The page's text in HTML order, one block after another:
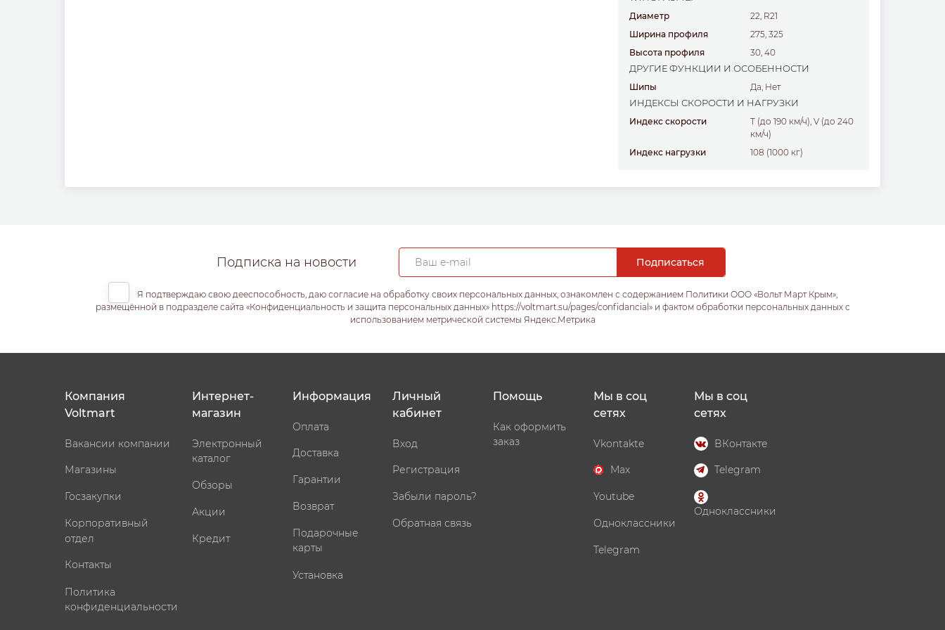
Диаметр
22, R21
Ширина профиля
275, 325
Высота профиля
30, 40
ДРУГИЕ ФУНКЦИИ И ОСОБЕННОСТИ
Шипы Да, Нет
ИНДЕКСЫ СКОРОСТИ И НАГРУЗКИ
Индекс скорости
T (до 190 км/ч), V (до 240
км/ч)
Индекс нагрузки
108 (1000 кг)
Подписка на новости
Я подтверждаю свою дееспособность, даю согласие на обработку своих персональных данных, ознакомлен с содержанием Политики ООО «Вольт Март Крым»,
размещённой в подразделе сайта «Конфиденциальность и защита персональных данных» https://voltmart.su/pages/confidancial» и фактом обработки персональных данных с
использованием метрической системы Яндекс.Метрика
Компания
Voltmart
Вакансии компании
Магазины
Госзакупки
Корпоративный
отдел
Контакты
Политика
конфиденциальности
Интернет-
магазин
Электронный
каталог
Обзоры
Акции
Кредит
Информация
Оплата
Доставка
Гарантии
Возврат
Подарочные
карты
Установка
Личный
кабинет
Вход
Регистрация
Забыли пароль?
Обратная связь
Помощь
Как оформить
заказ
Мы в соц
сетях
Vkontakte
Max
Youtube
Одноклассники
Telegram
Мы в соц
сетях
ВКонтакте
Telegram
Одноклассники